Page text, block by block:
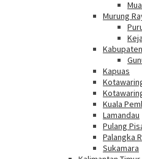
Murung
Kapuas
Kuala
Lamandau
Pulang
Palangka
Sukamara